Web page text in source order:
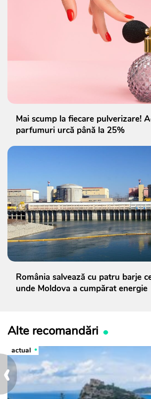
‹
Mai scump la fiecare pulverizare!
parfumuri urcă până la 25%
România salvează cu patru barje
unde Moldova a cumpărat energie
Alte recomandări
actual